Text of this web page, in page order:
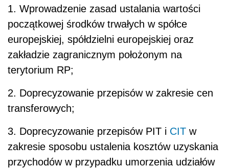
1. Wprowadzenie zasad ustalania wartości
początkowej środków trwałych w spółce
europejskiej, spółdzielni europejskiej oraz
zakładzie zagranicznym położonym na
terytorium RP;
2. Doprecyzowanie przepisów w zakresie cen
transferowych;
3. Doprecyzowanie przepisów PIT i CIT w
zakresie sposobu ustalenia kosztów uzyskania
przychodów w przypadku umorzenia udziałów